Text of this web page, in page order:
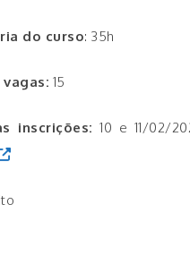
do curso: 35h
15
inscrições: 10 e 11/02/